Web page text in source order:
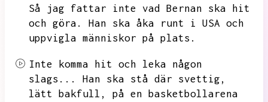
Så jag fattar inte vad Bernan ska hit
och göra.
Han ska åka runt i USA och
uppvigla människor på plats.
Inte komma hit och leka någon
slags...
Han ska stå där svettig,
lätt bakfull,
på en basketbollarena